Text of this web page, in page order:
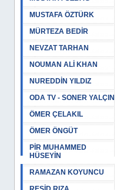
MUSTAFA ÖZTÜRK
MÜRTEZA BEDİR
NEVZAT TARHAN
NOUMAN ALİ KHAN
NUREDDİN YILDIZ
ODA TV - SONER YALÇIN
ÖMER ÇELAKIL
ÖMER ÖNGÜT
PİR MUHAMMED
HÜSEYİN
RAMAZAN KOYUNCU